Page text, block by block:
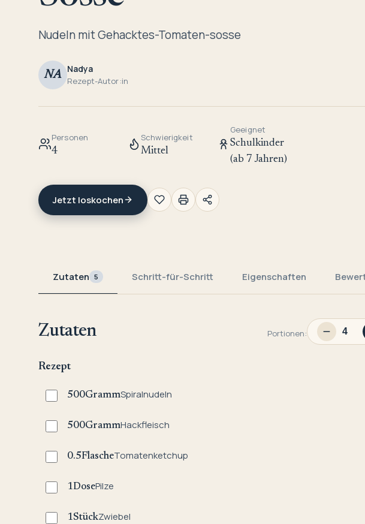
Nudeln mit Gehacktes-Tomaten-sosse
NA Nadya
Rezept-Autor:in
Personen
4
Schwierigkeit
Mittel
Geeignet
Schulkinder
(ab 7 Jahren)
Jetzt loskochen
Zutaten 5 Schritt-für-Schritt Eigenschaften
Zutaten Portionen:
Rezept
500GrammSpiralnudeln
500GrammHackfleisch
0.5FlascheTomatenketchup
1DosePilze
1StückZwiebel